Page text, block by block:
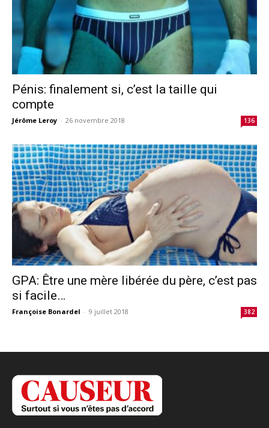
Pénis: finalement si, c’est la taille qui
compte
Jérôme Leroy - 26 novembre 2018 136
GPA: Être une mère libérée du père, c’est pas
si facile…
Françoise Bonardel - 9 juillet 2018 382